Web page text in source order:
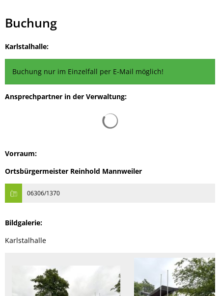
Buchung
Karlstalhalle:
Buchung nur im Einzelfall per E-Mail möglich!
Ansprechpartner in der Verwaltung:
Vorraum:
Ortsbürgermeister Reinhold Mannweiler
06306/1370
Bildgalerie:
Karlstalhalle